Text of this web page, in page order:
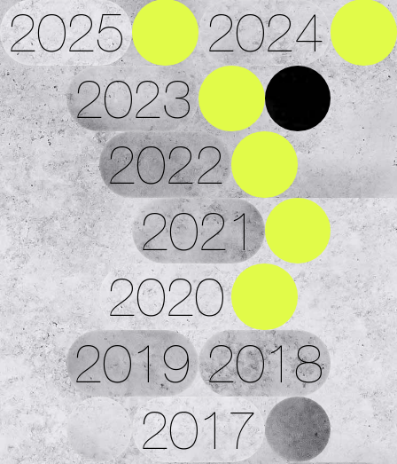
2025
2024
2023
2022
2021
2020
2019 2018
2017